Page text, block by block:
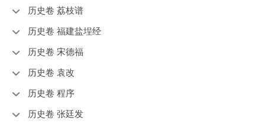
历史卷 荔枝谱
历史卷 福建盐埕经
历史卷 宋德福
历史卷 袁改
历史卷 程序
历史卷 张廷发